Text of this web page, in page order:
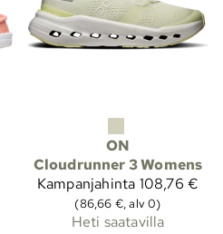
ON
Cloudrunner 3 Womens
Kampanjahinta 108,76 €
(86,66 €, alv 0)
Heti saatavilla